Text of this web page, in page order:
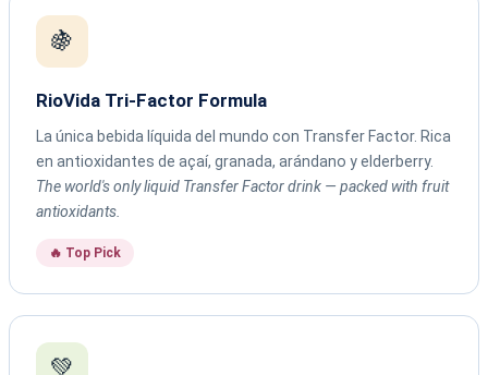
🍇
RioVida Tri-Factor Formula
La única bebida líquida del mundo con Transfer Factor. Rica
en antioxidantes de açaí, granada, arándano y elderberry.
The world's only liquid Transfer Factor drink — packed with fruit
antioxidants.
🔥 Top Pick
💚